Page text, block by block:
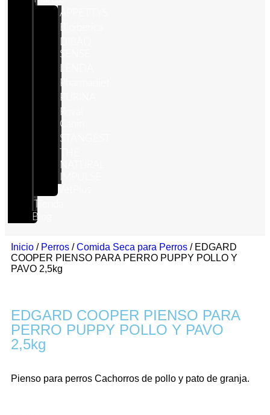
APPETTYS
Bioiberica
SENSE
Pharmadiet
PURINA
Royal
Canin
STANGEST
NATURAL
Blog
Inicio / Perros /Comida Seca para Perros / EDGARD
COOPER PIENSO PARA PERRO PUPPY POLLO Y
PAVO 2,5kg
EDGARD COOPER PIENSO PARA
PERRO PUPPY POLLO Y PAVO
2,5kg
Pienso para perros Cachorros de pollo y pato de granja.